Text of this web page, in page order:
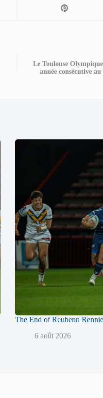
Le Toulouse
année consécutive
The End of Reubenn
6 août 2026